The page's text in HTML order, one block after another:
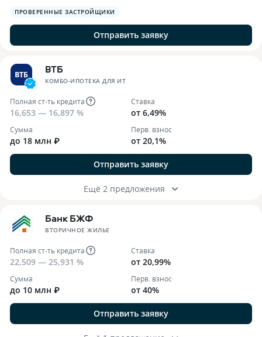
ПРОВЕРЕННЫЕ ЗАСТРОЙЩИКИ
Отправить заявку
ВТБ
КОМБО-ИПОТЕКА ДЛЯ ИТ
Полная ст-ть кредита
16,653 — 16,897 %
Ставка
от 6,49%
Сумма
до 18 млн ₽
Перв. взнос
от 20,1%
Отправить заявку
Ещё 2 предложения
Банк БЖФ
ВТОРИЧНОЕ ЖИЛЬЕ
Полная ст-ть кредита
22,509 — 25,931 %
Ставка
от 20,99%
Сумма
до 10 млн ₽
Перв. взнос
от 40%
Отправить заявку